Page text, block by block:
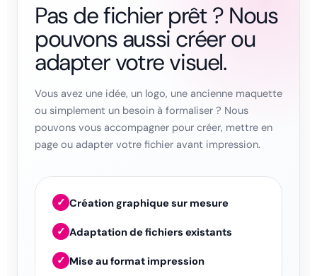
Pas de fichier prêt ? Nous
pouvons aussi créer ou
adapter votre visuel.
Vous avez une idée, un logo, une ancienne maquette
ou simplement un besoin à formaliser ? Nous
pouvons vous accompagner pour créer, mettre en
page ou adapter votre fichier avant impression.
✓ Création graphique sur mesure
✓ Adaptation de fichiers existants
✓ Mise au format impression